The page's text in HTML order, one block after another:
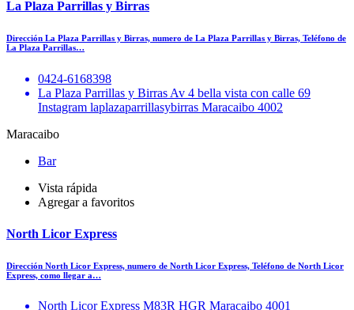
La Plaza Parrillas y Birras
Dirección La Plaza Parrillas y Birras, numero de La Plaza Parrillas y Birras, Teléfono de
La Plaza Parrillas…
0424-6168398
La Plaza Parrillas y Birras Av 4 bella vista con calle 69
Instagram laplazaparrillasybirras Maracaibo 4002
Maracaibo
Bar
Vista rápida
Agregar a favoritos
North Licor Express
Dirección North Licor Express, numero de North Licor Express, Teléfono de North Licor
Express, como llegar a…
North Licor Express M83R HGR Maracaibo 4001